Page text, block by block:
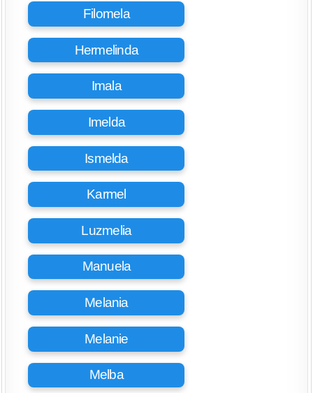
Filomela
Hermelinda
Imala
Imelda
Ismelda
Karmel
Luzmelia
Manuela
Melania
Melanie
Melba